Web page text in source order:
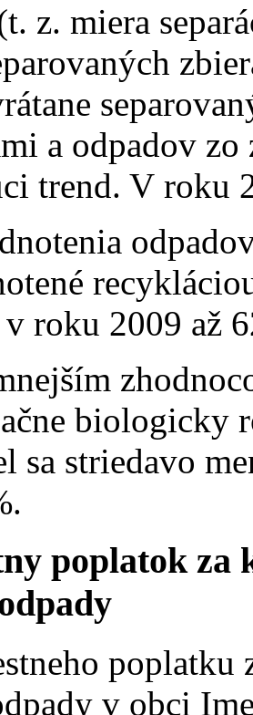
z. miera
a odpadov
trend. V roku
roku 2009 až
biologicky
sa striedavo
poplatok za
poplatku
v obci